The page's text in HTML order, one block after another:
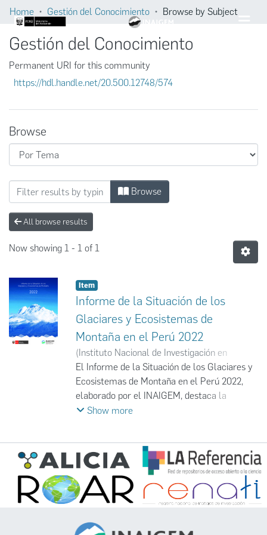
Home Gestión del Conocimiento Browse by Subject
Gestión del Conocimiento
Permanent URI for this community
https://hdl.handle.net/20.500.12748/574
Browse
Browsing Gestión del Conocimiento by
Browse
All browse results
Now showing 1 - 1 of 1
Item
Informe de la Situación de los
Glaciares y Ecosistemas de
Montaña en el Perú 2022
(Instituto Nacional de Investigación en
Glaciares y Ecosistemas de Montaña,2025-
01)Instituto Nacional de Investigación en
Glaciares y Ecosistemas de Montaña;
INAIGEM
El Informe de la Situación de los Glaciares y
Ecosistemas de Montaña en el Perú 2022,
elaborado por el INAIGEM, destaca la
importancia de los glaciares y ecosistemas
biodiversidad. El documento advierte que
estos sistemas enfrentan amenazas
crecientes debido al cambio climático, como
el retroceso glaciar, la formación de lagunas
extremos, lo que pone en riesgo tanto los
Show more